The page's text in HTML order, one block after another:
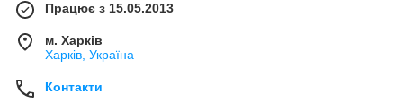
Працює з 15.05.2013
м. Харків
Харків, Україна
Контакти